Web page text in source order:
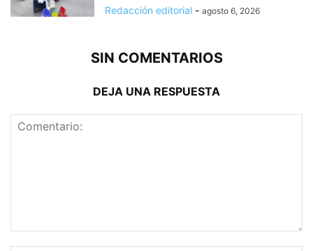
Redacción editorial - agosto 6, 2026
SIN COMENTARIOS
DEJA UNA RESPUESTA